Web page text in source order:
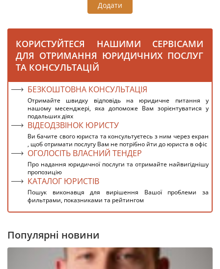
Додати
КОРИСТУЙТЕСЯ НАШИМИ СЕРВІСАМИ
ДЛЯ ОТРИМАННЯ ЮРИДИЧНИХ ПОСЛУГ
ТА КОНСУЛЬТАЦІЙ
БЕЗКОШТОВНА КОНСУЛЬТАЦІЯ
Отримайте швидку відповідь на юридичне питання у
нашому месенджері, яка допоможе Вам зорієнтуватися у
подальших діях
ВІДЕОДЗВІНОК ЮРИСТУ
Ви бачите свого юриста та консультуєтесь з ним через екран
, щоб отримати послугу Вам не потрібно йти до юриста в офіс
ОГОЛОСІТЬ ВЛАСНИЙ ТЕНДЕР
Про надання юридичної послуги та отримайте найвигіднішу
пропозицію
КАТАЛОГ ЮРИСТІВ
Пошук виконавця для вирішення Вашої проблеми за
фильтрами, показниками та рейтингом
Популярні новини